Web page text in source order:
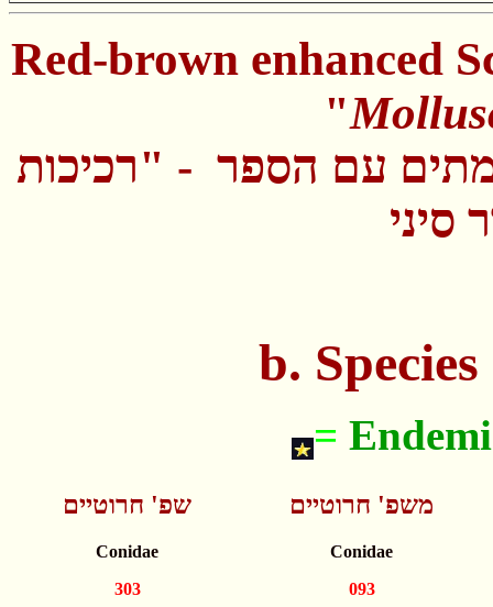
Red-brown enhanced
"
עם הספר - "רכיכות
סיני
b.
=
שפ' חרוטיים משפ' חרוטיים
Conidae
Conidae
303
093